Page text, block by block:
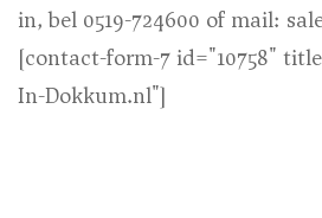
in, bel 0519-724600 of mail:
[contact-form-7 id="10758"
In-Dokkum.nl"]